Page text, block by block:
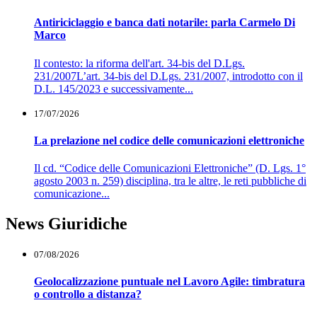
Antiriciclaggio e banca dati notarile: parla Carmelo Di
Marco
Il contesto: la riforma dell'art. 34-bis del D.Lgs.
231/2007L’art. 34-bis del D.Lgs. 231/2007, introdotto con il
D.L. 145/2023 e successivamente...
17/07/2026
La prelazione nel codice delle comunicazioni elettroniche
Il cd. “Codice delle Comunicazioni Elettroniche” (D. Lgs. 1°
agosto 2003 n. 259) disciplina, tra le altre, le reti pubbliche di
comunicazione...
News Giuridiche
07/08/2026
Geolocalizzazione puntuale nel Lavoro Agile: timbratura
o controllo a distanza?